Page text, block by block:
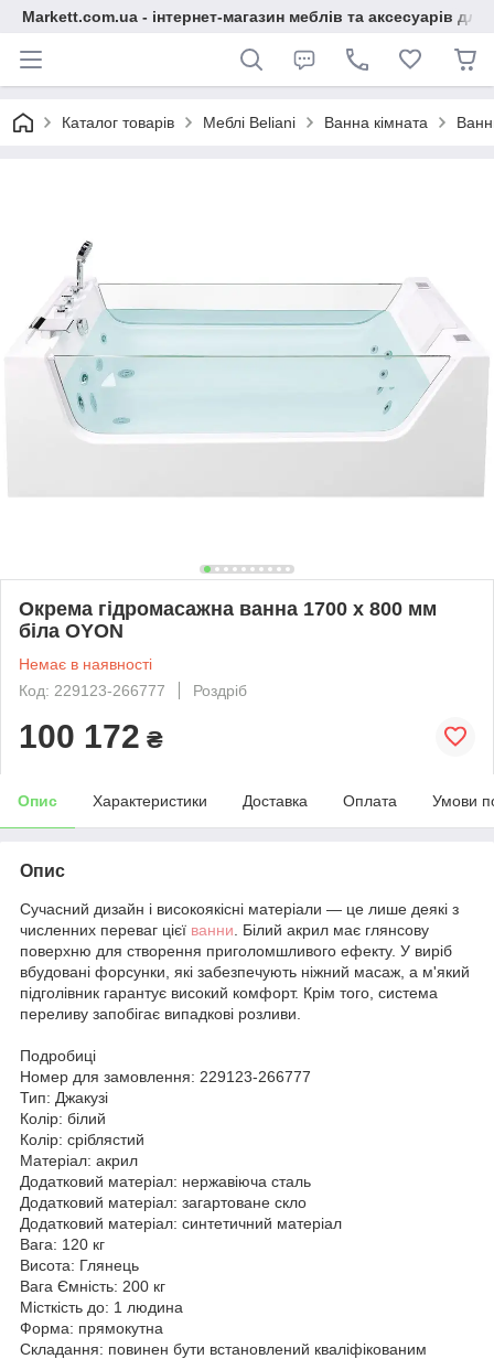
Markett.com.ua - інтернет-магазин меблів та аксесуарів для
Каталог товарів Меблі Beliani Ванна кімната
Окрема гідромасажна ванна 1700 x 800 мм
біла OYON
Немає в наявності
Код: 229123-266777
Роздріб
100 172 ₴
Опис Характеристики Доставка Оплата Умови
Опис
Сучасний дизайн і високоякісні матеріали — це лише деякі з
численних переваг цієї ванни . Білий акрил має глянсову
поверхню для створення приголомшливого ефекту. У виріб
вбудовані форсунки, які забезпечують ніжний масаж, а м'який
підголівник гарантує високий комфорт. Крім того, система
переливу запобігає випадкові розливи.
Подробиці
Номер для замовлення: 229123-266777
Тип: Джакузі
Колір: білий
Колір: сріблястий
Матеріал: акрил
Додатковий матеріал: нержавіюча сталь
Додатковий матеріал: загартоване скло
Додатковий матеріал: синтетичний матеріал
Вага: 120 кг
Висота: Глянець
Вага Ємність: 200 кг
Місткість до: 1 людина
Форма: прямокутна
Складання: повинен бути встановлений кваліфікованим